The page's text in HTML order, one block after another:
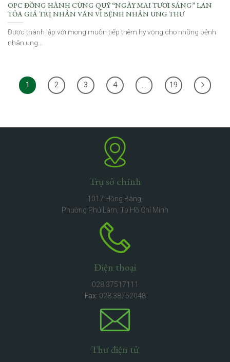
OPC ĐỒNG HÀNH CÙNG QUỸ “NGÀY MAI TƯƠI SÁNG” LAN
TỎA GIÁ TRỊ NHÂN VĂN VÌ BỆNH NHÂN UNG THƯ
Được thành lập với mong muốn tiếp thêm hy vọng cho những bệnh
nhân ung...
1 2 3 4 … 19
Trụ sở chính
1017 Hồng Bàng,
Phường Phú Lâm, Tp.Hồ Chí Minh
Điện thoại
028.37517111
Fax: 028.38752048
Thư điện tử